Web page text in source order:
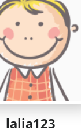
lalia123